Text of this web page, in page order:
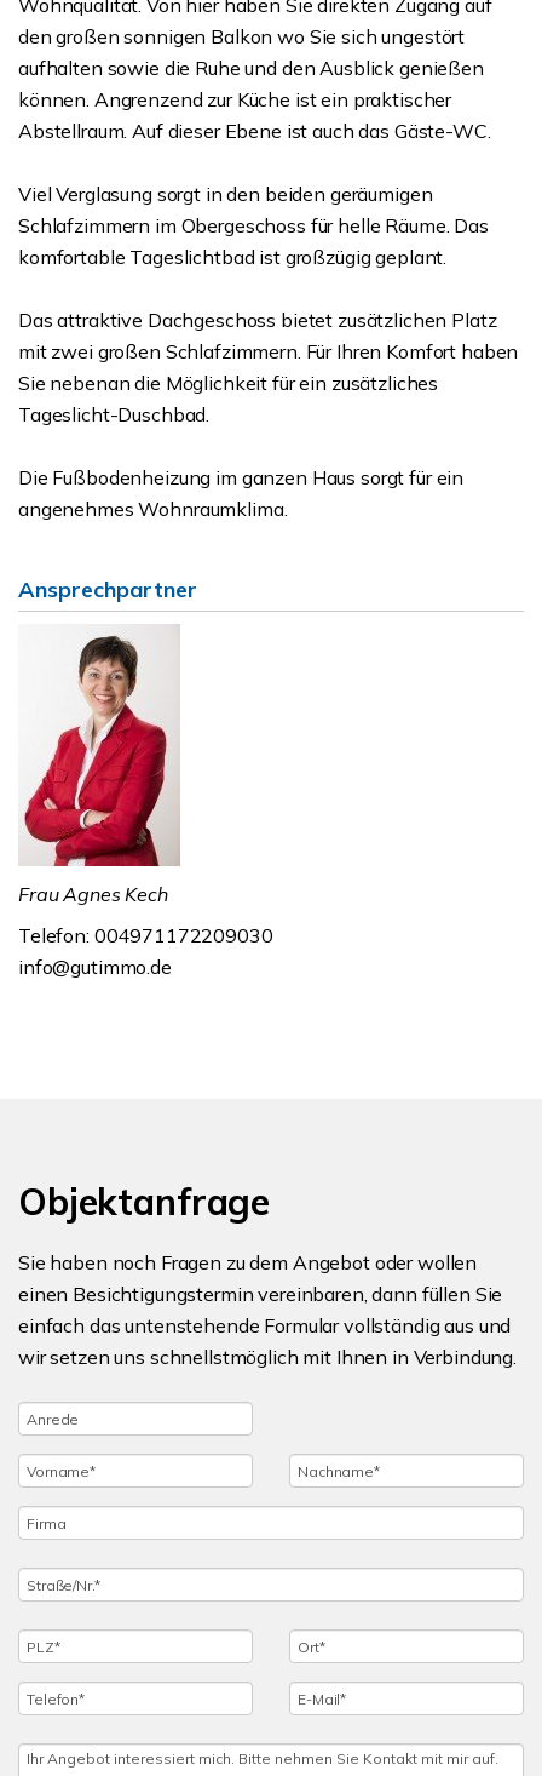
Wohnqualität. Von hier haben Sie direkten Zugang auf
den großen sonnigen Balkon wo Sie sich ungestört
aufhalten sowie die Ruhe und den Ausblick genießen
können. Angrenzend zur Küche ist ein praktischer
Abstellraum. Auf dieser Ebene ist auch das Gäste-WC.
Viel Verglasung sorgt in den beiden geräumigen
Schlafzimmern im Obergeschoss für helle Räume. Das
komfortable Tageslichtbad ist großzügig geplant.
Das attraktive Dachgeschoss bietet zusätzlichen Platz
mit zwei großen Schlafzimmern. Für Ihren Komfort haben
Sie nebenan die Möglichkeit für ein zusätzliches
Tageslicht-Duschbad.
Die Fußbodenheizung im ganzen Haus sorgt für ein
angenehmes Wohnraumklima.
Ansprechpartner
Frau Agnes Kech
Telefon: 004971172209030
info@gutimmo.de
Objektanfrage
Sie haben noch Fragen zu dem Angebot oder wollen
einen Besichtigungstermin vereinbaren, dann füllen Sie
einfach das untenstehende Formular vollständig aus und
wir setzen uns schnellstmöglich mit Ihnen in Verbindung.